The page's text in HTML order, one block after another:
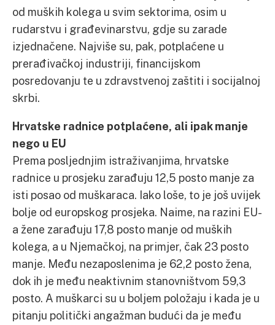
od muških kolega u svim sektorima, osim u
rudarstvu i građevinarstvu, gdje su zarade
izjednačene. Najviše su, pak, potplaćene u
prerađivačkoj industriji, financijskom
posredovanju te u zdravstvenoj zaštiti i socijalnoj
skrbi.
Hrvatske radnice potplaćene, ali ipak manje
nego u EU
Prema posljednjim istraživanjima, hrvatske
radnice u prosjeku zarađuju 12,5 posto manje za
isti posao od muškaraca. Iako loše, to je još uvijek
bolje od europskog prosjeka. Naime, na razini EU-
a žene zarađuju 17,8 posto manje od muških
kolega, a u Njemačkoj, na primjer, čak 23 posto
manje. Među nezaposlenima je 62,2 posto žena,
dok ih je među neaktivnim stanovništvom 59,3
posto. A muškarci su u boljem položaju i kada je u
pitanju politički angažman budući da je među